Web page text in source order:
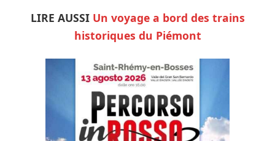
LIRE AUSSI Un voyage a bord des trains
historiques du Piémont